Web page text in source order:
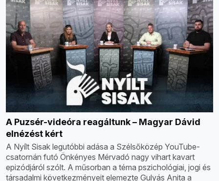
A Puzsér-videóra reagáltunk – Magyar Dávid
elnézést kért
A Nyílt Sisak legutóbbi adása a Szélsőközép YouTube-
csatornán futó Önkényes Mérvadó nagy vihart kavart
epizódjáról szólt. A műsorban a téma pszichológiai, jogi és
társadalmi következményeit elemezte Gulyás Anita a